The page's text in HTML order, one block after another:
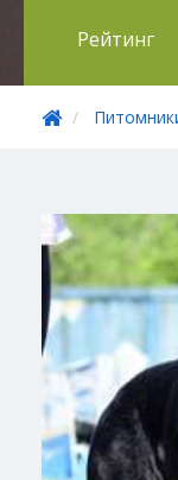
Рейтинг